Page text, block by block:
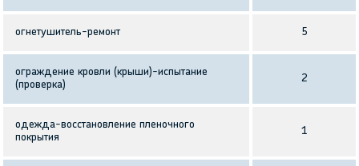
огнетушитель-ремонт 5
ограждение кровли (крыши)-испытание
(проверка)
2
одежда-восстановление пленочного
покрытия
1